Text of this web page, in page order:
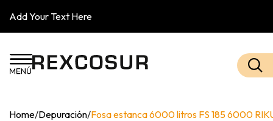
Add Your Text Here
Home/Depuración/Fosa estanca 6000 litros FS 185 6000